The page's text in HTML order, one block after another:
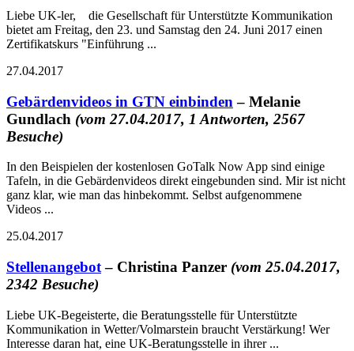
Liebe UK-ler, die Gesellschaft für Unterstützte Kommunikation
bietet am Freitag, den 23. und Samstag den 24. Juni 2017 einen
Zertifikatskurs "Einführung ...
27.04.2017
Gebärdenvideos in GTN einbinden – Melanie
Gundlach (vom 27.04.2017, 1 Antworten, 2567
Besuche)
In den Beispielen der kostenlosen GoTalk Now App sind einige
Tafeln, in die Gebärdenvideos direkt eingebunden sind. Mir ist nicht
ganz klar, wie man das hinbekommt. Selbst aufgenommene
Videos ...
25.04.2017
Stellenangebot– Christina Panzer (vom 25.04.2017,
2342 Besuche)
Liebe UK-Begeisterte, die Beratungsstelle für Unterstützte
Kommunikation in Wetter/Volmarstein braucht Verstärkung! Wer
Interesse daran hat, eine UK-Beratungsstelle in ihrer ...